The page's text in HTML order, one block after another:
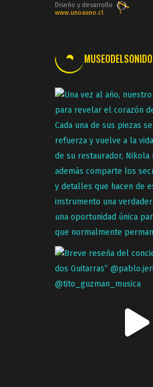
Diseño y desarrollo
www.unoauno.cl
MUSEODELSONIDO